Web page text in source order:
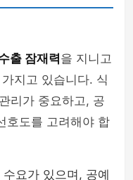
출 잠재력을 지니고
지고 있습니다. 식
리가 중요하고, 공
호도를 고려해야 합
요가 있으며, 공예